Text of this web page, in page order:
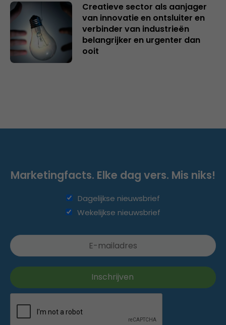
Creatieve sector als aanjager
van innovatie en ontsluiter en
verbinder van industrieën
belangrijker en urgenter dan
ooit
Marketingfacts. Elke dag vers. Mis niks!
Dagelijkse nieuwsbrief
Wekelijkse nieuwsbrief